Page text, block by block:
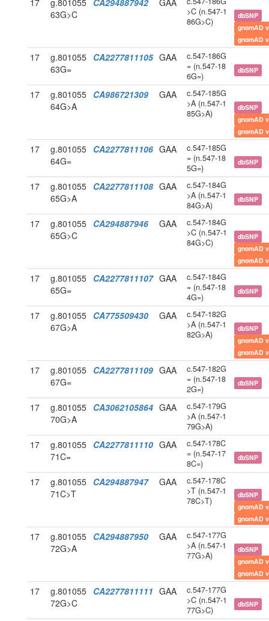
17
g.801055
63G>C
CA294887942 GAA
>C (n.547-1
86G>C)
dbSNP
gnomAD
gnomAD
17
g.801055
63G=
CA2277811105 GAA
c.547-186G
= (n.547-18
6G=)
dbSNP
17
g.801055
64G>A
CA986721309 GAA
c.547-185G
>A (n.547-1
85G>A)
dbSNP
gnomAD
gnomAD
17
g.801055
64G=
CA2277811106 GAA
c.547-185G
= (n.547-18
5G=)
dbSNP
17
g.801055
65G>A
CA2277811108 GAA
c.547-184G
>A (n.547-1
84G>A)
dbSNP
17
g.801055
65G>C
CA294887946 GAA
c.547-184G
>C (n.547-1
84G>C)
dbSNP
gnomAD
gnomAD
17
g.801055
65G=
CA2277811107 GAA
c.547-184G
= (n.547-18
4G=)
dbSNP
17
g.801055
67G>A
CA775509430 GAA
c.547-182G
>A (n.547-1
82G>A)
dbSNP
gnomAD
gnomAD
17
g.801055
67G=
CA2277811109 GAA
c.547-182G
= (n.547-18
2G=)
dbSNP
17
g.801055
70G>A
CA3062105864 GAA
c.547-179G
>A (n.547-1
79G>A)
17
g.801055
71C=
CA2277811110 GAA
c.547-178C
= (n.547-17
8C=)
dbSNP
17
g.801055
71C>T
CA294887947 GAA
c.547-178C
>T (n.547-1
78C>T)
dbSNP
gnomAD
gnomAD
17
g.801055
72G>A
CA294887950 GAA
c.547-177G
>A (n.547-1
77G>A)
dbSNP
gnomAD
gnomAD
17
g.801055
72G>C
CA2277811111 GAA
c.547-177G
>C (n.547-1
77G>C)
dbSNP